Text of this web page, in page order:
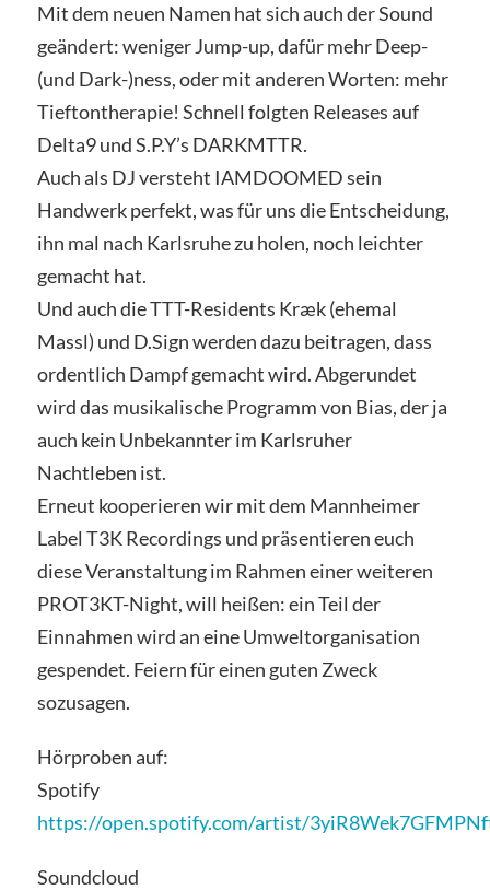
Mit dem neuen Namen hat sich auch der Sound
geändert: weniger Jump-up, dafür mehr Deep-
(und Dark-)ness, oder mit anderen Worten: mehr
Tieftontherapie! Schnell folgten Releases auf
Delta9 und S.P.Y’s DARKMTTR.
Auch als DJ versteht IAMDOOMED sein
Handwerk perfekt, was für uns die Entscheidung,
ihn mal nach Karlsruhe zu holen, noch leichter
gemacht hat.
Und auch die TTT-Residents Kræk (ehemal
Massl) und D.Sign werden dazu beitragen, dass
ordentlich Dampf gemacht wird. Abgerundet
wird das musikalische Programm von Bias, der ja
auch kein Unbekannter im Karlsruher
Nachtleben ist.
Erneut kooperieren wir mit dem Mannheimer
Label T3K Recordings und präsentieren euch
diese Veranstaltung im Rahmen einer weiteren
PROT3KT-Night, will heißen: ein Teil der
Einnahmen wird an eine Umweltorganisation
gespendet. Feiern für einen guten Zweck
sozusagen.
Hörproben auf:
Spotify
https://open.spotify.com/artist/
Soundcloud